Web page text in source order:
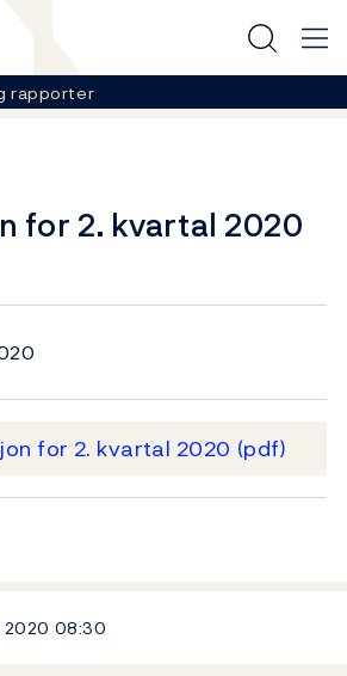
rapporter
for 2. kvartal 2020
for 2. kvartal 2020 (pdf)
2020 08:30